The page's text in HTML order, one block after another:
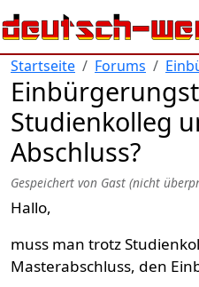
Direkt zum Inhalt
Startseite Forums
Studienkolleg
Abschluss?
Gespeichert von Gast (nicht
Hallo,
muss man trotz
Masterabschluss, den